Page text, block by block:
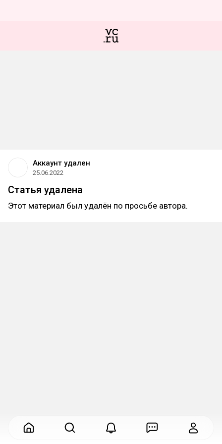
Аккаунт удален
25.06.2022
Статья удалена
Этот материал был удалён по просьбе автора.